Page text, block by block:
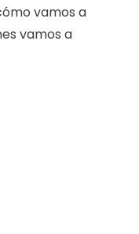
vamos a
vamos a